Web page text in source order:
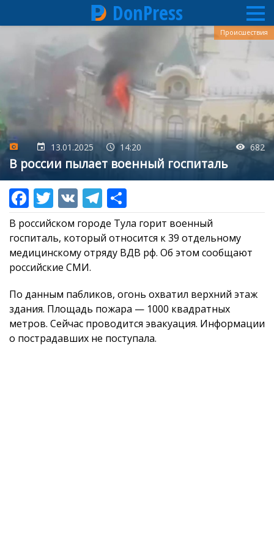
DonPress
13.01.2025 14:20 682
В россии пылает военный госпиталь
Происшествия
В российском городе Тула горит военный
госпиталь, который относится к 39 отдельному
медицинскому отряду ВДВ рф. Об этом сообщают
российские СМИ.
По данным пабликов, огонь охватил верхний этаж
здания. Площадь пожара — 1000 квадратных
метров. Сейчас проводится эвакуация. Информации
о пострадавших не поступала.